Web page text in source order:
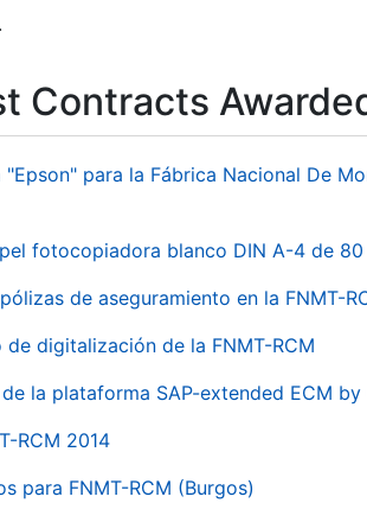
Contracts
para la Fábrica Nacional De
fotocopiadora blanco DIN A-4 de 80
de aseguramiento en la FNMT-
digitalización de la FNMT-RCM
la plataforma SAP-extended ECM by
RCM 2014
para FNMT-RCM (Burgos)